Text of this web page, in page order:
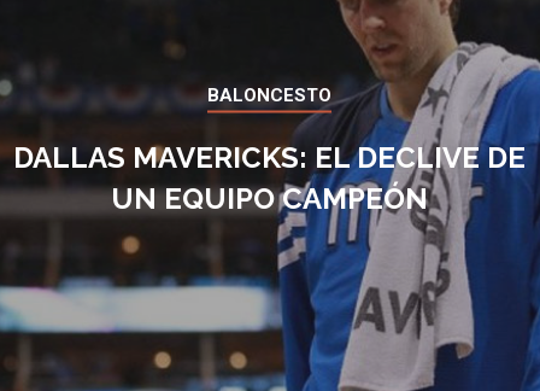
BALONCESTO
DALLAS MAVERICKS: EL DECLIVE DE
UN EQUIPO CAMPEÓN